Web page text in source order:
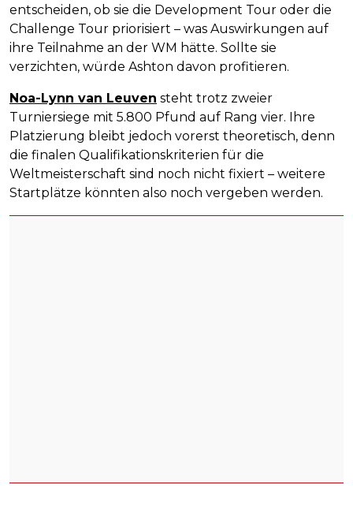
entscheiden, ob sie die Development Tour oder die
Challenge Tour priorisiert – was Auswirkungen auf
ihre Teilnahme an der WM hätte. Sollte sie
verzichten, würde Ashton davon profitieren.
Noa-Lynn van Leuven steht trotz zweier
Turniersiege mit 5.800 Pfund auf Rang vier. Ihre
Platzierung bleibt jedoch vorerst theoretisch, denn
die finalen Qualifikationskriterien für die
Weltmeisterschaft sind noch nicht fixiert – weitere
Startplätze könnten also noch vergeben werden.